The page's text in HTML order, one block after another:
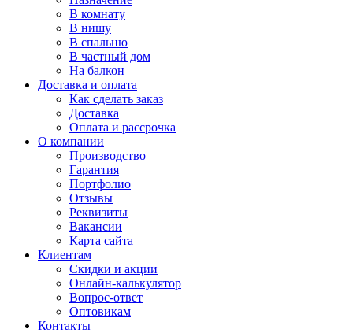
В комнату
В нишу
В спальню
В частный дом
На балкон
Доставка и оплата
Как сделать заказ
Доставка
Оплата и рассрочка
О компании
Производство
Гарантия
Портфолио
Отзывы
Реквизиты
Вакансии
Карта сайта
Клиентам
Скидки и акции
Онлайн-калькулятор
Вопрос-ответ
Оптовикам
Контакты